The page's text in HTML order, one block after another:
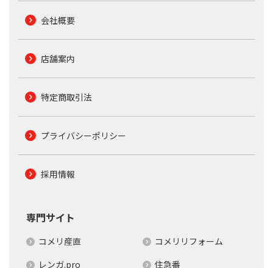
会社概要
店舗案内
特定商取引法
プライバシーポリシー
採用情報
専門サイト
コメリ産直
コメリリフォーム
レンガ.pro
住急番